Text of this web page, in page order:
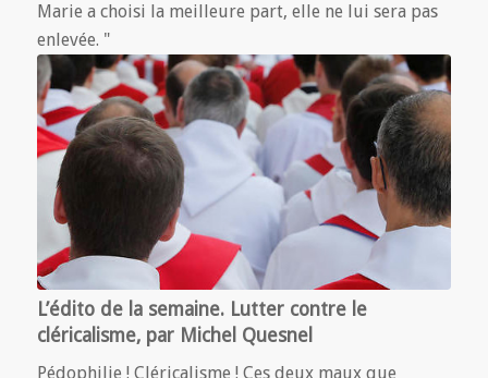
Marie a choisi la meilleure part, elle ne lui sera pas
enlevée. "
L’édito de la semaine. Lutter contre le
cléricalisme, par Michel Quesnel
Pédophilie ! Cléricalisme ! Ces deux maux que